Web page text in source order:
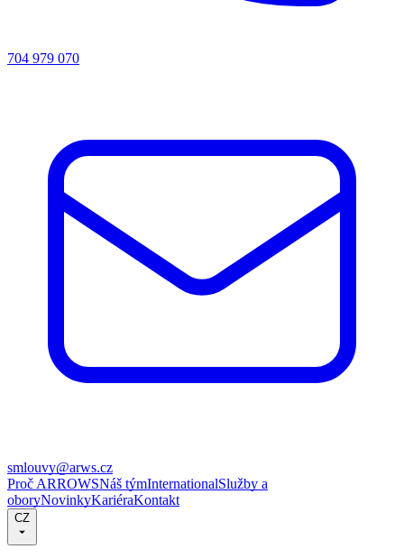
704 979 070
smlouvy@arws.cz
Proč ARROWSNáš týmInternationalSlužby a
oboryNovinkyKariéraKontakt
CZ